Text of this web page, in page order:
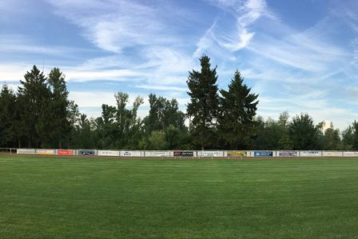
Zu
Inhalten
springen